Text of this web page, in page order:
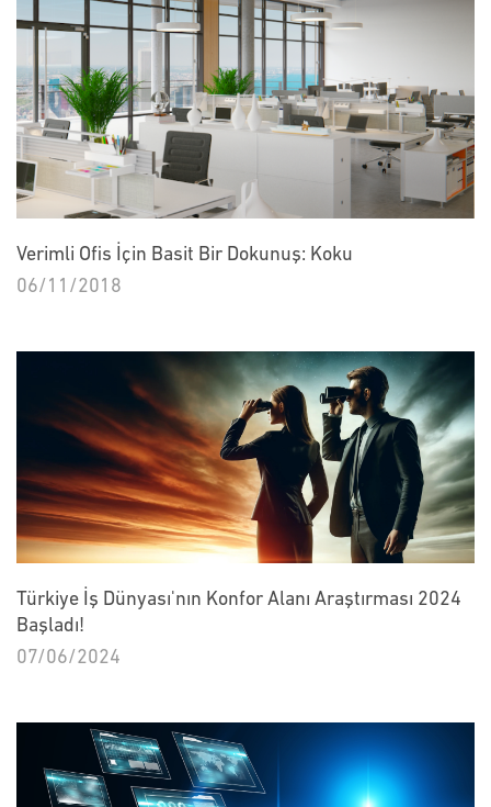
Verimli Ofis İçin Basit Bir Dokunuş: Koku
06/11/2018
Türkiye İş Dünyası'nın Konfor Alanı Araştırması 2024
Başladı!
07/06/2024